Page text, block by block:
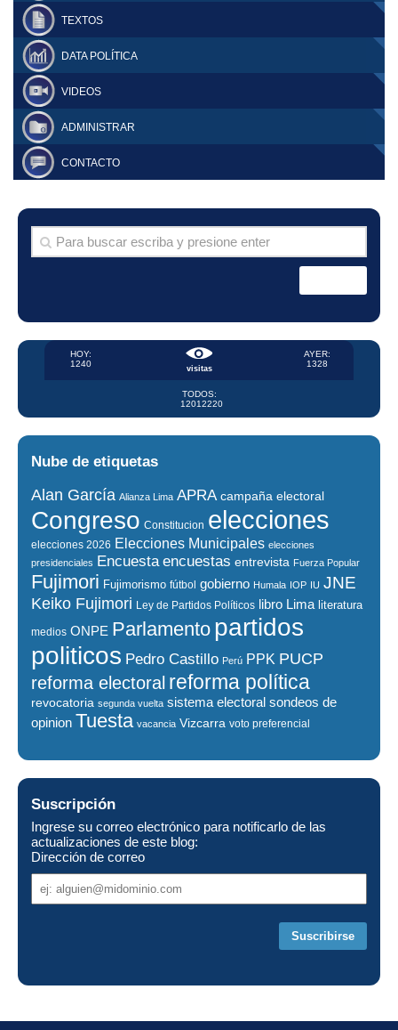
TEXTOS
DATA POLÍTICA
VIDEOS
ADMINISTRAR
CONTACTO
visitas
HOY:
1240
AYER:
1328
TODOS:
12012220
Nube de etiquetas
Alan García Alianza Lima APRA campaña electoral
Congreso Constitucion elecciones
elecciones 2026 Elecciones Municipales elecciones
presidenciales Encuesta encuestas entrevista Fuerza Popular
Fujimori Fujimorismo fútbol gobierno Humala IOP IU JNE
Keiko Fujimori Ley de Partidos Políticos libro Lima literatura
medios ONPE Parlamento partidos
politicos Pedro Castillo Perú PPK PUCP
reforma electoral reforma política
revocatoria segunda vuelta sistema electoral sondeos de
opinion Tuesta vacancia Vizcarra voto preferencial
Suscripción
Ingrese su correo electrónico para notificarlo de las
actualizaciones de este blog:
Dirección de correo
de